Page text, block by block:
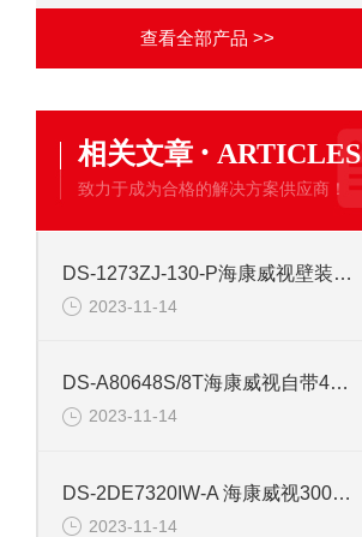
查看全部产品 >>
相关文章 · ARTICLES
致力于成为合格的解决方案供应商！
DS-1273ZJ-130-P海康威视壁装摄像机支架
2023-11-14
DS-A80648S/8T海康威视自带48片8TB存储服务器
2023-11-14
DS-2DE7320IW-A 海康威视300万红外球型网络监控摄像机
2023-11-14